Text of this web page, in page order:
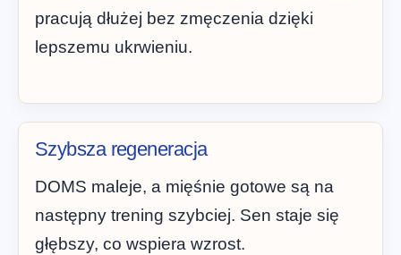
pracują dłużej bez zmęczenia dzięki
lepszemu ukrwieniu.
Szybsza regeneracja
DOMS maleje, a mięśnie gotowe są na
następny trening szybciej. Sen staje się
głębszy, co wspiera wzrost.